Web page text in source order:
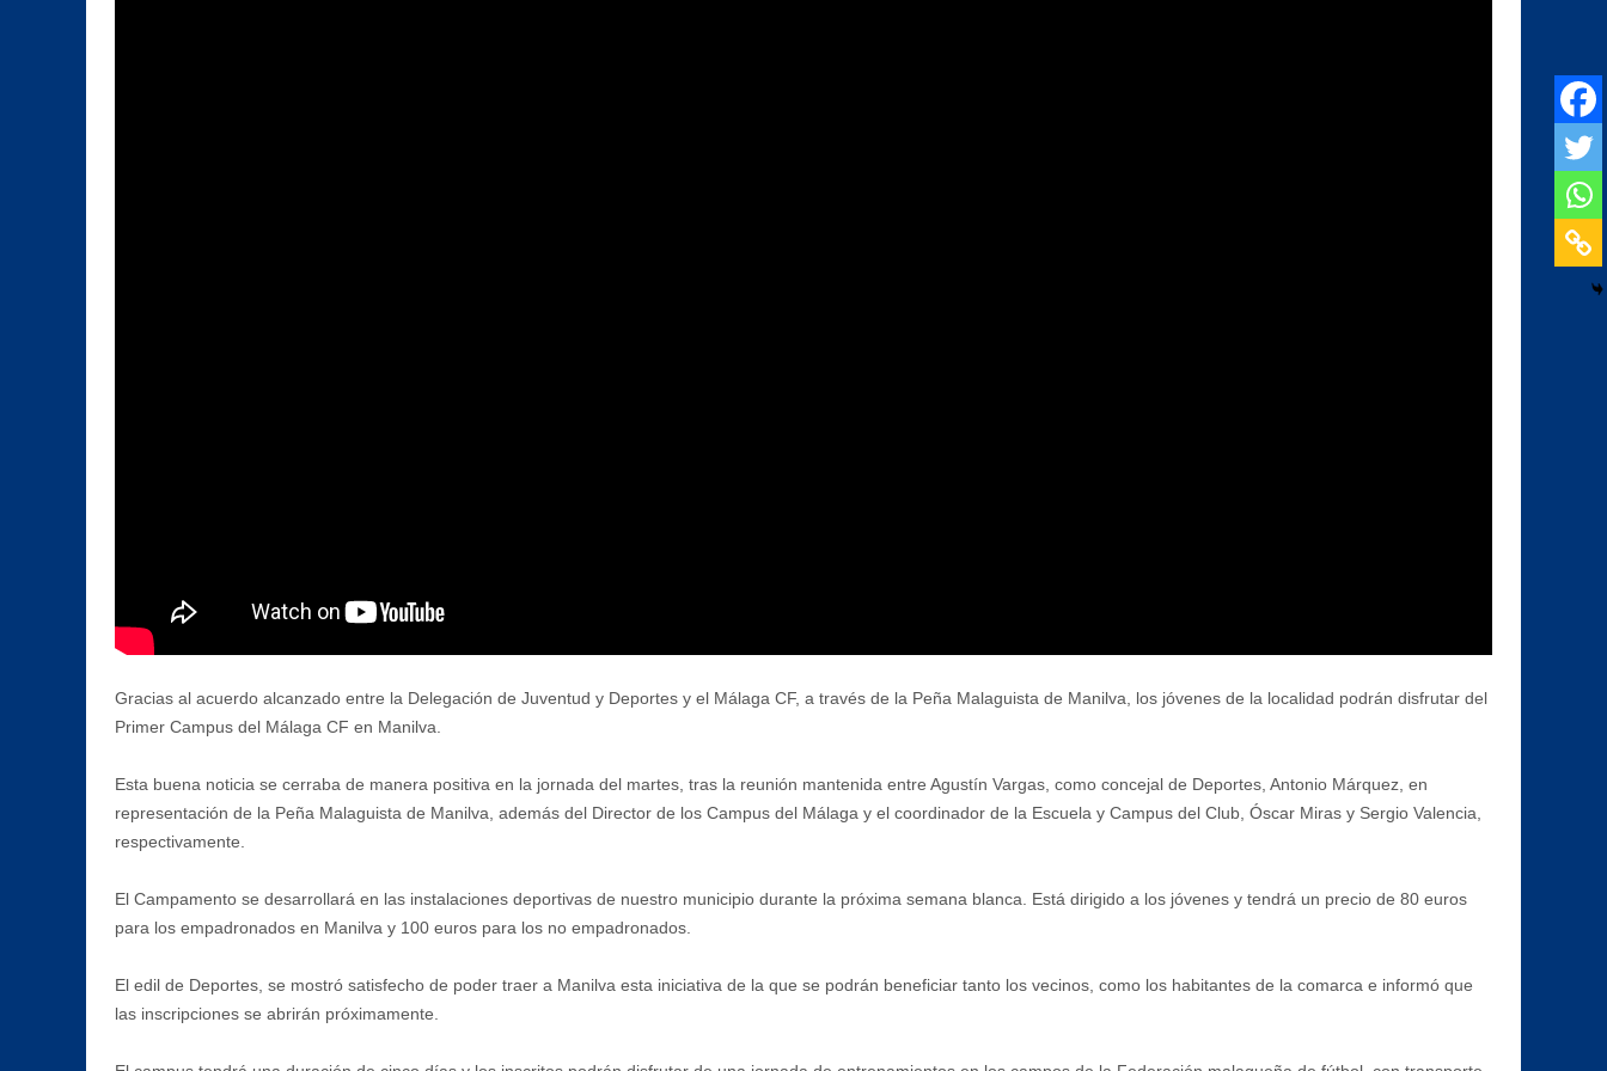
Gracias al acuerdo alcanzado entre la Delegación de Juventud y Deportes y el Málaga CF, a través de la Peña Malaguista de Manilva, los jóvenes de la localidad podrán disfrutar del
Primer Campus del Málaga CF en Manilva.
Esta buena noticia se cerraba de manera positiva en la jornada del martes, tras la reunión mantenida entre Agustín Vargas, como concejal de Deportes, Antonio Márquez, en
representación de la Peña Malaguista de Manilva, además del Director de los Campus del Málaga y el coordinador de la Escuela y Campus del Club, Óscar Miras y Sergio Valencia,
respectivamente.
El Campamento se desarrollará en las instalaciones deportivas de nuestro municipio durante la próxima semana blanca. Está dirigido a los jóvenes y tendrá un precio de 80 euros
para los empadronados en Manilva y 100 euros para los no empadronados.
El edil de Deportes, se mostró satisfecho de poder traer a Manilva esta iniciativa de la que se podrán beneficiar tanto los vecinos, como los habitantes de la comarca e informó que
las inscripciones se abrirán próximamente.